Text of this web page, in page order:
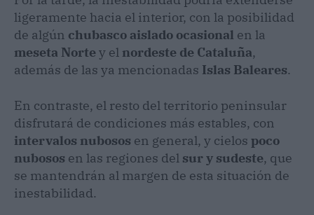
ligeramente hacia el interior, con la posibilidad
de algún chubasco aislado ocasional en la
meseta Nortey el nordeste de Cataluña,
además de las ya mencionadas Islas Baleares.
En contraste, el resto del territorio peninsular
disfrutará de condiciones más estables, con
intervalos nubosos en general, y cielos poco
nubosos en las regiones del sur y sudeste, que
se mantendrán al margen de esta situación de
inestabilidad.